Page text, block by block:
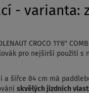
- varianta:
CROCO 11'6''
pro nejširší použití s
a šířce 84 cm má
skvělých jízdních